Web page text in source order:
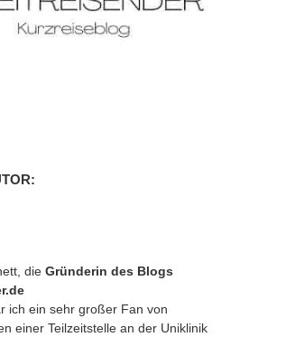
die Gründerin des Blogs
ich ein sehr großer Fan von
einer Teilzeitstelle an der Uniklinik